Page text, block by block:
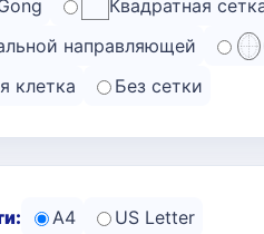
Квадратная
направляющей
клетка
Без сетки
A4 US Letter